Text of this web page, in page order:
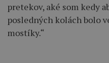
pretekov, aké som kedy
posledných kolách bolo
mostíky.“